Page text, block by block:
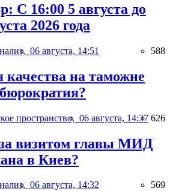
С 16:00 5 августа до
2026 года
06 августа, 14:51 588
на таможне
пространство, 06 августа, 14:37 626
визитом главы МИД
в Киев?
06 августа, 14:32 569